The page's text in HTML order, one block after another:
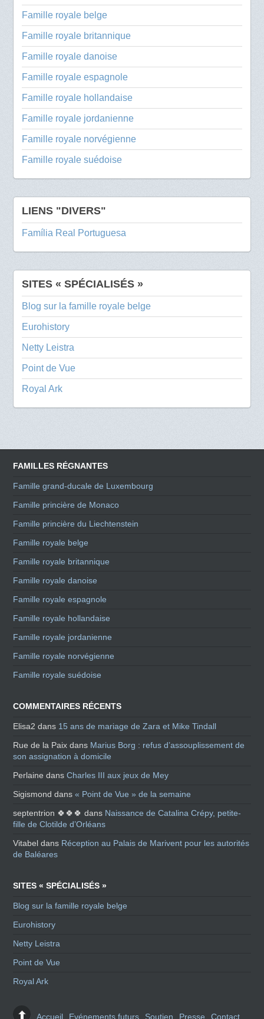
Famille royale belge
Famille royale britannique
Famille royale danoise
Famille royale espagnole
Famille royale hollandaise
Famille royale jordanienne
Famille royale norvégienne
Famille royale suédoise
LIENS "DIVERS"
Família Real Portuguesa
SITES « SPÉCIALISÉS »
Blog sur la famille royale belge
Eurohistory
Netty Leistra
Point de Vue
Royal Ark
FAMILLES RÉGNANTES
Famille grand-ducale de Luxembourg
Famille princière de Monaco
Famille princière du Liechtenstein
Famille royale belge
Famille royale britannique
Famille royale danoise
Famille royale espagnole
Famille royale hollandaise
Famille royale jordanienne
Famille royale norvégienne
Famille royale suédoise
COMMENTAIRES RÉCENTS
Elisa2 dans 15 ans de mariage de Zara et Mike Tindall
Rue de la Paix dans Marius Borg : refus d’assouplissement de
son assignation à domicile
Perlaine dansCharles III aux jeux de Mey
Sigismond dans« Point de Vue » de la semaine
septentrion 🍀🍀🍀 dans Naissance de Catalina Crépy, petite-
fille de Clotilde d’Orléans
Vitabel dans Réception au Palais de Marivent pour les autorités
de Baléares
SITES « SPÉCIALISÉS »
Blog sur la famille royale belge
Eurohistory
Netty Leistra
Point de Vue
Royal Ark
Accueil Evénements futurs Soutien Presse Contact